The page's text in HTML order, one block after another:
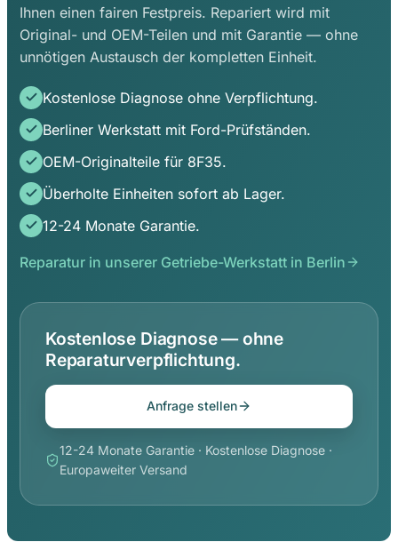
Ihnen einen fairen Festpreis. Repariert wird mit
Original- und OEM-Teilen und mit Garantie — ohne
unnötigen Austausch der kompletten Einheit.
Kostenlose Diagnose ohne Verpflichtung.
Berliner Werkstatt mit Ford-Prüfständen.
OEM-Originalteile für 8F35.
Überholte Einheiten sofort ab Lager.
12-24 Monate Garantie.
Reparatur in unserer Getriebe-Werkstatt in Berlin
Kostenlose Diagnose — ohne
Reparaturverpflichtung.
Anfrage stellen
12-24 Monate Garantie · Kostenlose Diagnose ·
Europaweiter Versand